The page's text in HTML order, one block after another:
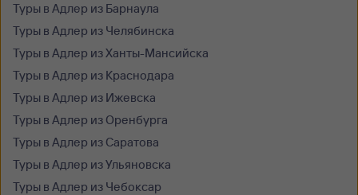
Туры в Адлер из Барнаула
Туры в Адлер из Челябинска
Туры в Адлер из Ханты-Мансийска
Туры в Адлер из Краснодара
Туры в Адлер из Ижевска
Туры в Адлер из Оренбурга
Туры в Адлер из Саратова
Туры в Адлер из Ульяновска
Туры в Адлер из Чебоксар